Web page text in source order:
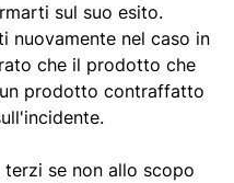
sul suo esito.
nuovamente nel caso in
che il prodotto che
prodotto contraffatto
se non allo scopo